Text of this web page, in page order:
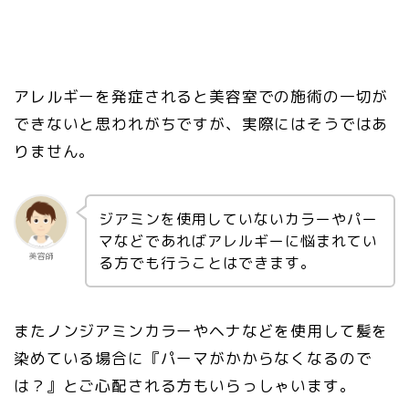
アレルギーを発症されると美容室での施術の一切が
できないと思われがちですが、実際にはそうではあ
りません。
美容師
ジアミンを使用していないカラーやパー
マなどであればアレルギーに悩まれてい
る方でも行うことはできます。
またノンジアミンカラーやヘナなどを使用して髪を
染めている場合に『パーマがかからなくなるので
は？』とご心配される方もいらっしゃいます。